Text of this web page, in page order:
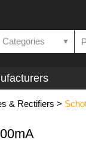
Categories ▼
& Rectifiers >